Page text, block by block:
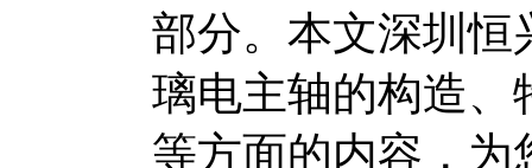
部分。本文深圳恒
璃电主轴的构造、
等方面的内容，为